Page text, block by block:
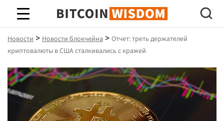
Биткойн Мудрость
Новости > Новости блокчейна > Отчет: треть держателей
криптовалюты в США сталкивались с кражей